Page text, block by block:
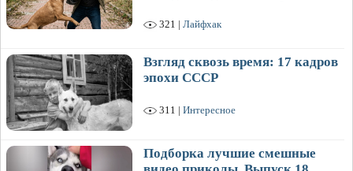
321 | Лайфхак
Взгляд сквозь время: 17 кадров
эпохи СССР
311 | Интересное
Подборка лучшие смешные